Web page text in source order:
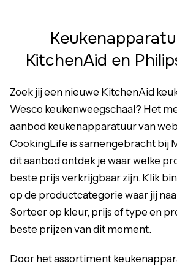
KitchenAid en
Zoek jij een nieuwe KitchenAid
Wesco keukenweegschaal? Het
aanbod keukenapparatuur van
CookingLife is samengebracht bij
dit aanbod ontdek je waar welke
beste prijs verkrijgbaar zijn. Klik
op de productcategorie waar jij
Sorteer op kleur, prijs of type en
beste prijzen van dit moment.
Door het assortiment